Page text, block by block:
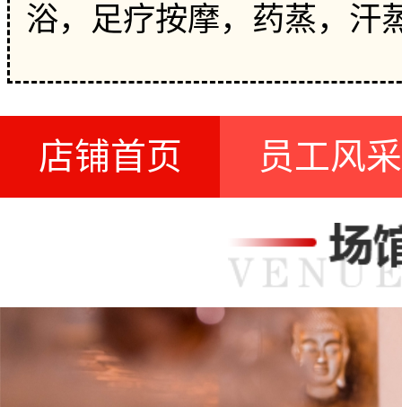
浴，足疗按摩，药蒸，汗
店铺首页 员工风采